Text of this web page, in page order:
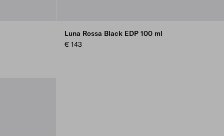
Luna Rossa Black EDP 100 ml
€ 143